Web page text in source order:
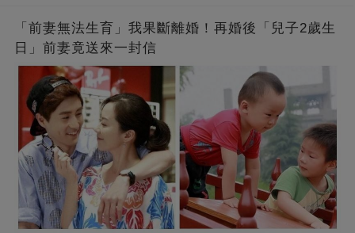
「前妻無法生育」我果斷離婚！再婚後「兒子2歲生
日」前妻竟送來一封信